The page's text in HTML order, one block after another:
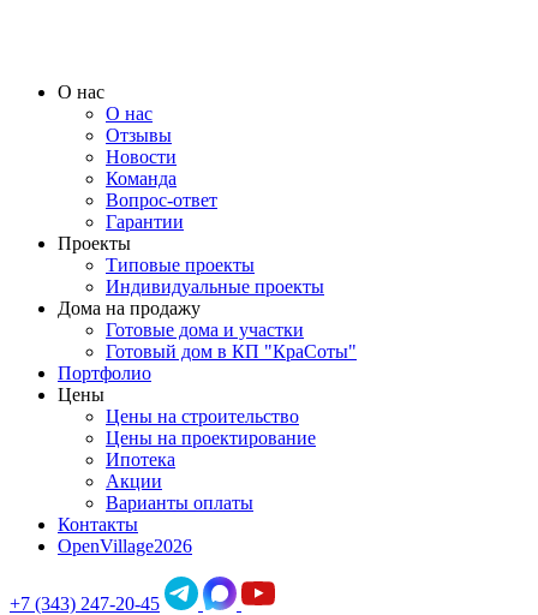
О нас
О нас
Отзывы
Новости
Команда
Вопрос-ответ
Гарантии
Проекты
Типовые проекты
Индивидуальные проекты
Дома на продажу
Готовые дома и участки
Готовый дом в КП "КраСоты"
Портфолио
Цены
Цены на строительство
Цены на проектирование
Ипотека
Акции
Варианты оплаты
Контакты
OpenVillage2026
+7 (343) 247-20-45